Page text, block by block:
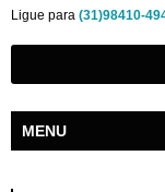
Ligue para (31)98410-
MENU